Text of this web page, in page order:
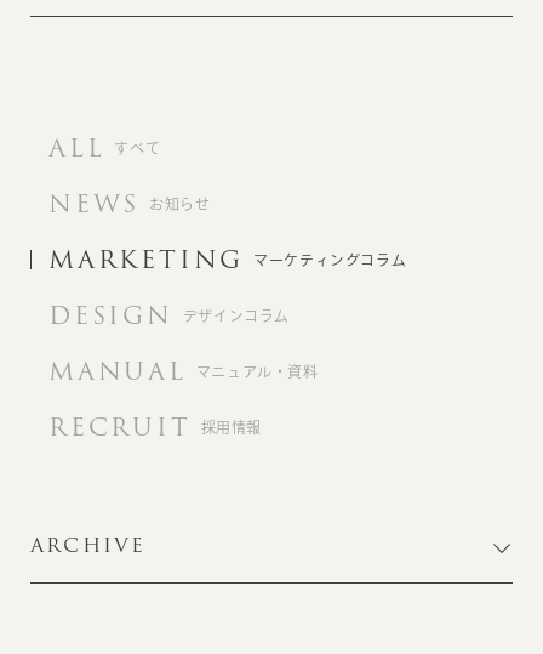
ALL すべて
NEWS お知らせ
MARKETING マーケティングコラム
DESIGN デザインコラム
MANUAL マニュアル・資料
RECRUIT 採用情報
ARCHIVE